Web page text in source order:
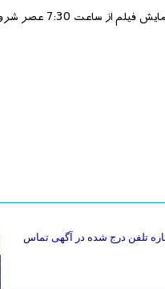
تلفن درج شده در آگهی تماس